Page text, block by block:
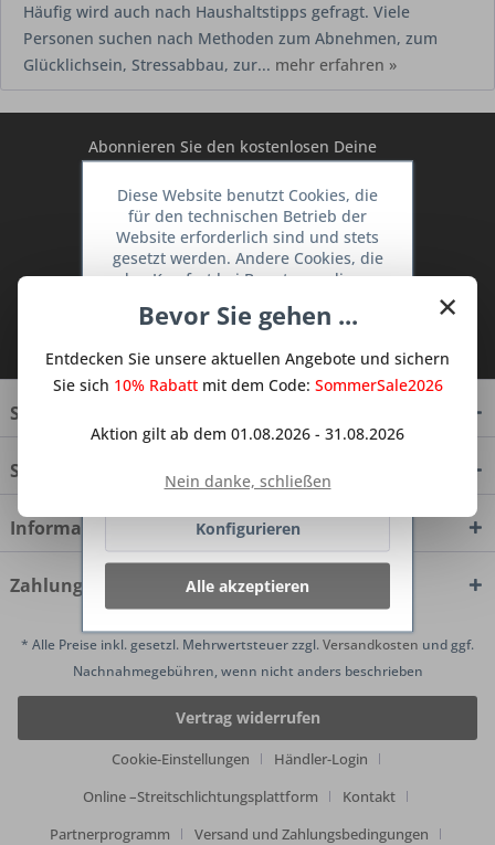
Häufig wird auch nach Haushaltstipps gefragt. Viele
Personen suchen nach Methoden zum Abnehmen, zum
Glücklichsein, Stressabbau, zur... mehr erfahren »
Abonnieren Sie den kostenlosen Deine
Sie keine Neuigkeit oder Aktion mehr aus
dem Traum Küchen - Shop.
Ich habe dieDatenschutzbestimmungen
Service Hotline
Shop Service
Informationen
Zahlungsmethoden
* Alle Preise inkl. gesetzl. Mehrwertsteuer zzgl.Versandkosten und ggf.
Nachnahmegebühren, wenn nicht anders beschrieben
Vertrag widerrufen
Cookie-Einstellungen
Händler-Login
Online –Streitschlichtungsplattform
Kontakt
Partnerprogramm
Versand und Zahlungsbedingungen
×
Bevor Sie gehen ...
Entdecken Sie unsere aktuellen Angebote und sichern
Sie sich 10% Rabattmit dem Code: SommerSale2026
Aktion gilt ab dem 01.08.2026 - 31.08.2026
Nein danke, schließen
Diese Website benutzt Cookies, die
für den technischen Betrieb der
Website erforderlich sind und stets
gesetzt werden. Andere Cookies, die
den Komfort bei Benutzung dieser
dienen oder die Interaktion mit
Netzwerken vereinfachen sollen,
werden nur mit Ihrer Zustimmung
Ablehnen
Konfigurieren
Alle akzeptieren